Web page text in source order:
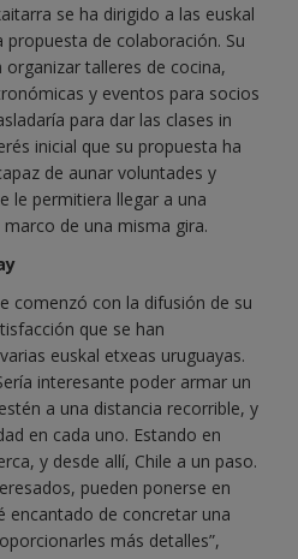
se ha dirigido a las euskal
de colaboración. Su
talleres de cocina,
y eventos para socios
para dar las clases in
inicial que su propuesta ha
de aunar voluntades y
le permitiera llegar a una
de una misma gira.
comenzó con la difusión de su
que se han
euskal etxeas uruguayas.
interesante poder armar un
a una distancia recorrible, y
en cada uno. Estando en
y desde allí, Chile a un paso.
pueden ponerse en
encantado de concretar una
más detalles”,